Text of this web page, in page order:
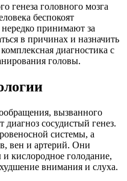
генеза головного мозга
беспокоят
принимают за
в причинах и назначить
диагностика с
головы.
вызванного
сосудистый генез.
системы, а
вен и артерий. Они
кислородное голодание,
внимания и слуха.